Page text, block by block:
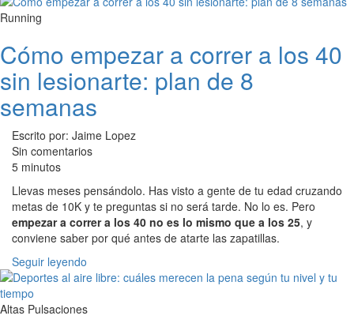
Running
Cómo empezar a correr a los 40
sin lesionarte: plan de 8
semanas
Escrito por: Jaime Lopez
Sin comentarios
5 minutos
Llevas meses pensándolo. Has visto a gente de tu edad cruzando
metas de 10K y te preguntas si no será tarde. No lo es. Pero
empezar a correr a los 40 no es lo mismo que a los 25, y
conviene saber por qué antes de atarte las zapatillas.
Seguir leyendo
Altas Pulsaciones